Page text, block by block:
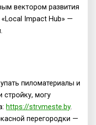
вектором развития
Impact Hub» —
пиломатериалы и
стройку, могу
https://strvmeste.by.
перегородки —